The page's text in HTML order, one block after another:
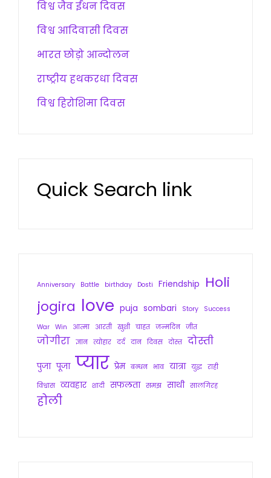
विश्व जैव ईंधन दिवस
विश्व आदिवासी दिवस
भारत छोड़ो आन्दोलन
राष्ट्रीय हथकरधा दिवस
विश्व हिरोशिमा दिवस
Quick Search link
Anniversary Battle birthday Dosti Friendship
Holi
jogira love puja sombari Story
Success
War Win आत्मा आरती खुशी चाहत जन्मदिन जीत
जोगीरा ज्ञान त्योहार दर्द दान दिवस दोस्त दोस्ती
पुजा पूजा प्यार प्रेम बन्धन भाव यात्रा युद्ध राही
विश्वास व्यवहार शादी सफलता समझ साथी सालगिरह
होली